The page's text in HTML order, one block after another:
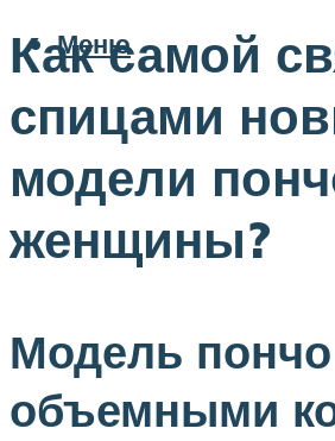
Меню
Как самой
спицами
модели
женщины?
Модель
объемными